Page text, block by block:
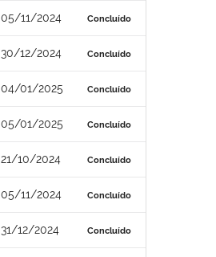
05/11/2024 Concluído
30/12/2024 Concluído
04/01/2025 Concluído
05/01/2025 Concluído
21/10/2024 Concluído
05/11/2024 Concluído
31/12/2024 Concluído